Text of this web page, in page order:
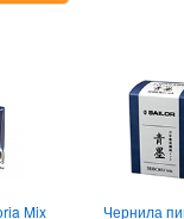
Mix Чернила